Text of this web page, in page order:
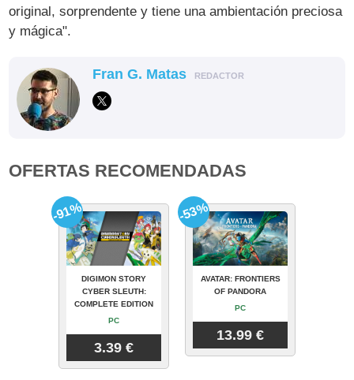
original, sorprendente y tiene una ambientación preciosa
y mágica".
Fran G. Matas REDACTOR
OFERTAS RECOMENDADAS
DIGIMON STORY
CYBER SLEUTH:
COMPLETE EDITION
PC
3.39 €
-91%
AVATAR: FRONTIERS
OF PANDORA
PC
13.99 €
-53%